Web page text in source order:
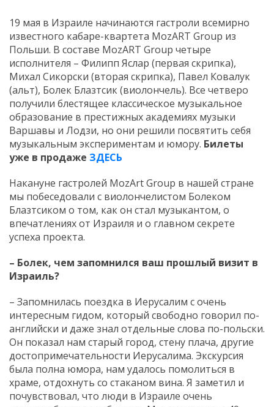
19 мая в Израиле начинаются гастроли всемирно
известного кабаре-квартета MozART Group из
Польши. В составе MozART Group четыре
исполнителя – Филипп Яслар (первая скрипка),
Михал Сикорски (вторая скрипка), Павел Ковалук
(альт), Болек Блазтсик (виолончель). Все четверо
получили блестящее классическое музыкальное
образование в престижных академиях музыки
Варшавы и Лодзи, но они решили посвятить себя
музыкальным экспериментам и юмору. Билеты
уже в продаже ЗДЕСЬ
Накануне гастролей MozArt Group в нашей стране
мы побеседовали с виолончелистом Болеком
Блазтсиком о том, как он стал музыкантом, о
впечатлениях от Израиля и о главном секрете
успеха проекта.
– Болек, чем запомнился ваш прошлый визит в
Израиль?
– Запомнилась поездка в Иерусалим с очень
интересным гидом, который свободно говорил по-
английски и даже знал отдельные слова по-польски.
Он показал нам старый город, стену плача, другие
достопримечательности Иерусалима. Экскурсия
была полна юмора, нам удалось помолиться в
храме, отдохнуть со стаканом вина. Я заметил и
почувствовал, что люди в Израиле очень